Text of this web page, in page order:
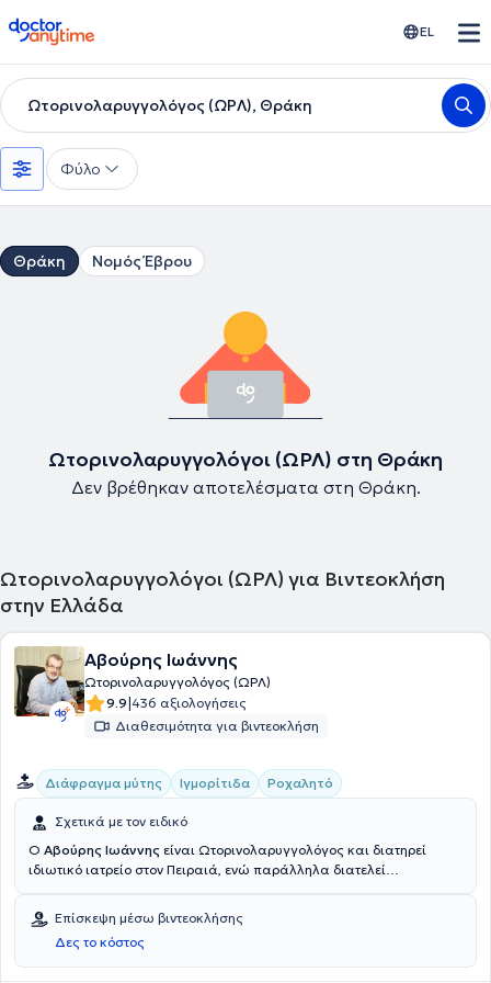
doctoranytime EL
Ωτορινολαρυγγολόγος (ΩΡΛ), Θράκη
Φύλο
Θράκη Νομός Έβρου
Ωτορινολαρυγγολόγοι (ΩΡΛ) στη Θράκη
Δεν βρέθηκαν αποτελέσματα στη Θράκη.
Ωτορινολαρυγγολόγοι (ΩΡΛ) για Βιντεοκλήση
στην Ελλάδα
Αβούρης Ιωάννης
Ωτορινολαρυγγολόγος (ΩΡΛ)
9.9|436 αξιολογήσεις
Διαθεσιμότητα για βιντεοκλήση
Διάφραγμα μύτης Ιγμορίτιδα Ροχαλητό
Σχετικά με τον ειδικό
Ο Αβούρης Ιωάννης είναι Ωτορινολαρυγγολόγος και διατηρεί
ιδιωτικό ιατρείο στον Πειραιά, ενώ παράλληλα διατελεί
Νοσοκομείου Metropolitan. Είναι απόφοιτος της Ιατρικής Σχολής
του Εθνικού και Καποδιστριακού Πανεπιστημίου Αθηνών και
υποψήφιος Διδάκτωρ Ιατρικής. Παράλληλα, διαθέτει δίπλωμα
Ιατρικού Βελονισμού. Ειδικεύτηκε στην Ωτορινολαρυγγολογία στο
Επίσκεψη μέσω βιντεοκλήσης
Δες το κόστος